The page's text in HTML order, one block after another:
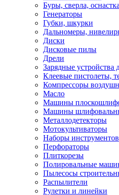
Буры, сверла, оснастка
Генераторы
Губки, шкурки
Дальномеры,
Диски
Дисковые пилы
Дрели
Зарядные устройства
Клеевые пистолеты,
Компрессоры
Масло
Машины
Машины
Металлодетекторы
Мотокультиваторы
Наборы инструментов
Перфораторы
Плиткорезы
Полировальные
Пылесосы
Распылители
Рулетки и линейки